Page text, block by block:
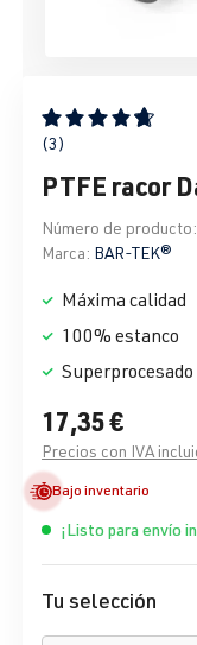
Calificación
(3)
PTFE racor
Número de producto:
Marca: BAR-TEK®
Máxima calidad
100% estanco
Superprocesado
17,35 €
Precios con IVA
Bajo inventario
¡Listo para envío
Tu selección